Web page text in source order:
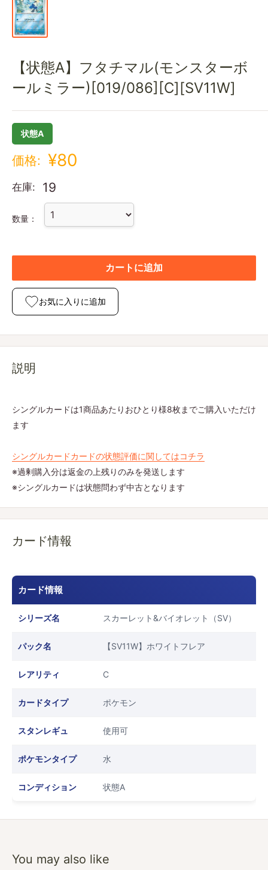
【状態A】フタチマル(モンスターボ
ールミラー)[019/086][C][SV11W]
状態A
価格: ¥80
在庫: 19
数量：
カートに追加
お気に入りに追加
説明
シングルカードは1商品あたりおひとり様8枚までご購入いただけ
ます
シングルカードカードの状態評価に関してはコチラ
※過剰購入分は返金の上残りのみを発送します
※シングルカードは状態問わず中古となります
カード情報
カード情報
シリーズ名 スカーレット&バイオレット（SV）
パック名 【SV11W】ホワイトフレア
レアリティ C
カードタイプ ポケモン
スタンレギュ 使用可
ポケモンタイプ 水
コンディション 状態A
You may also like